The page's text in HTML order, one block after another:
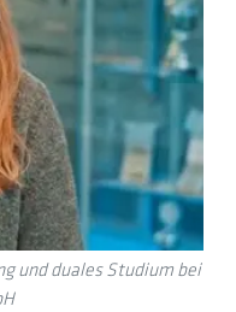
und duales Studium bei